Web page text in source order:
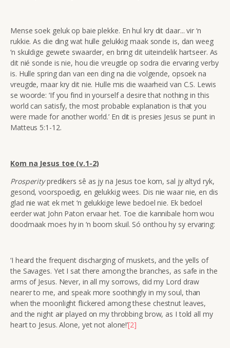
Mense soek geluk op baie plekke. En hul kry dit daar... vir ‘n
rukkie. As die ding wat hulle gelukkig maak sonde is, dan weeg
‘n skuldige gewete swaarder, en bring dit uiteindelik hartseer. As
dit nié sonde is nie, hou die vreugde op sodra die ervaring verby
is. Hulle spring dan van een ding na die volgende, opsoek na
vreugde, maar kry dit nie. Hulle mis die waarheid van C.S. Lewis
se woorde: ‘If you find in yourself a desire that nothing in this
world can satisfy, the most probable explanation is that you
were made for another world.’ En dit is presies Jesus se punt in
Matteus 5:1-12.
Kom na Jesus toe (v.1-2)
Prosperitypredikers sê as jy na Jesus toe kom, sal jy altyd ryk,
gesond, voorspoedig, en gelukkig wees. Dis nie waar nie, en dis
glad nie wat ek met ‘n gelukkige lewe bedoel nie. Ek bedoel
eerder wat John Paton ervaar het. Toe die kannibale hom wou
doodmaak moes hy in ‘n boom skuil. Só onthou hy sy ervaring:
‘I heard the frequent discharging of muskets, and the yells of
the Savages. Yet I sat there among the branches, as safe in the
arms of Jesus. Never, in all my sorrows, did my Lord draw
nearer to me, and speak more soothingly in my soul, than
when the moonlight flickered among these chestnut leaves,
and the night air played on my throbbing brow, as I told all my
heart to Jesus. Alone, yet not alone!’[2]